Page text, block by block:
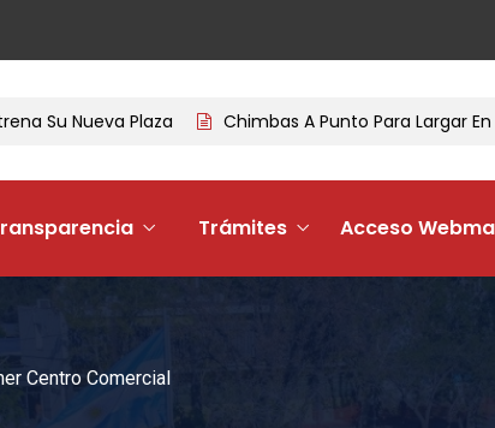
Nueva Plaza Chimbas A Punto Para Largar En La
Trámites Acceso
Centro Comercial